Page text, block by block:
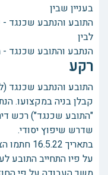
בעניין שבין
התובע והנתבע שכנגד -
לבין
הנתבע והתובע שכנגד -
רקע
התובע והנתבע שכנגד
קבלן בניה במקצועו.
"התובע שכנגד") רכש
שדרש שיפוץ יסודי.
בתאריך
על פיו התחייב התובע